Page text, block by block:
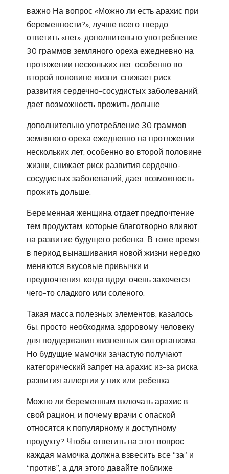
важно На вопрос «Можно ли есть арахис при
беременности?», лучше всего твердо
ответить «нет». дополнительно употребление
30 граммов земляного ореха ежедневно на
протяжении нескольких лет, особенно во
второй половине жизни, снижает риск
развития сердечно-сосудистых заболеваний,
дает возможность прожить дольше
дополнительно употребление 30 граммов
земляного ореха ежедневно на протяжении
нескольких лет, особенно во второй половине
жизни, снижает риск развития сердечно-
сосудистых заболеваний, дает возможность
прожить дольше.
Беременная женщина отдает предпочтение
тем продуктам, которые благотворно влияют
на развитие будущего ребенка. В тоже время,
в период вынашивания новой жизни нередко
меняются вкусовые привычки и
предпочтения, когда вдруг очень захочется
чего-то сладкого или соленого.
Такая масса полезных элементов, казалось
бы, просто необходима здоровому человеку
для поддержания жизненных сил организма.
Но будущие мамочки зачастую получают
категорический запрет на арахис из-за риска
развития аллергии у них или ребенка.
Можно ли беременным включать арахис в
свой рацион, и почему врачи с опаской
относятся к популярному и доступному
продукту? Чтобы ответить на этот вопрос,
каждая мамочка должна взвесить все “за” и
“против”, а для этого давайте поближе